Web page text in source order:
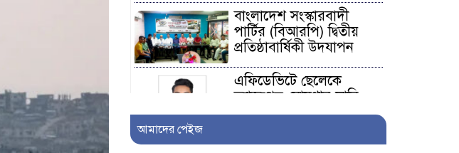
বাংলাদেশ সংস্কারবাদী
পার্টির (বিআরপি) দ্বিতীয়
প্রতিষ্ঠাবার্ষিকী উদযাপন
এফিডেভিটে ছেলেকে
ত্যাজ্যপুত্র ঘোষণার দাবি,
আলোচনায় খিলক্ষেতের
আমাদের পেইজ